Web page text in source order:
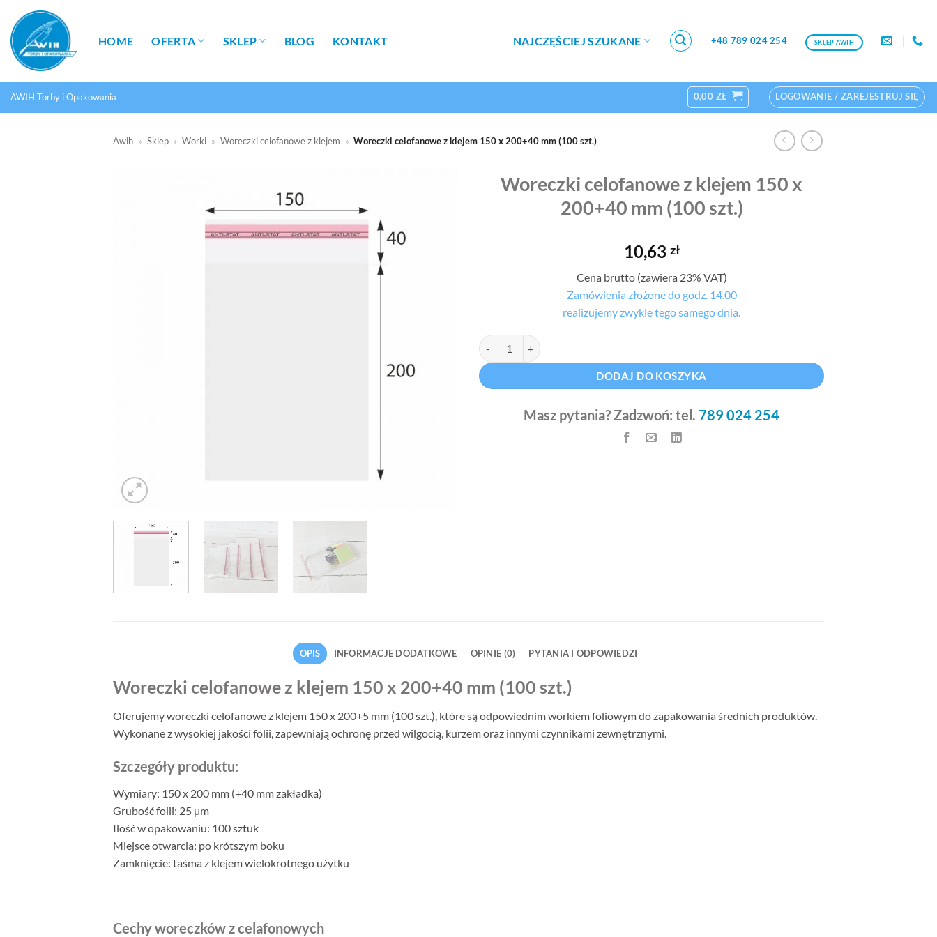
Przewiń
zawartości
HOME OFERTA SKLEP BLOG KONTAKT NAJCZĘŚCIEJ SZUKANE +48 789 024 254 SKLEP AWIH
AWIH Torby i Opakowania 0,00 ZŁ LOGOWANIE / ZAREJESTRUJ SIĘ
Awih » Sklep » Worki » Woreczki celofanowe z klejem » Woreczki celofanowe z klejem 150 x 200+40 mm (100 szt.)
Woreczki celofanowe z klejem 150 x
200+40 mm (100 szt.)
10,63 zł
Cena brutto (zawiera 23% VAT)
Zamówienia złożone do godz. 14.00
realizujemy zwykle tego samego dnia.
ilość Woreczki celofanowe z klejem 150 x 200+40 mm (100 szt.)
DODAJ DO KOSZYKA
Masz pytania? Zadzwoń: tel. 789 024 254
OPIS INFORMACJE DODATKOWE OPINIE (0) PYTANIA I ODPOWIEDZI
Woreczki celofanowe z klejem 150 x 200+40 mm (100 szt.)
Oferujemy woreczki celofanowe z klejem 150 x 200+5 mm (100 szt.), które są odpowiednim workiem foliowym do zapakowania średnich produktów.
Wykonane z wysokiej jakości folii, zapewniają ochronę przed wilgocią, kurzem oraz innymi czynnikami zewnętrznymi.
Szczegóły produktu:
Wymiary: 150 x 200 mm (+40 mm zakładka)
Grubość folii: 25 μm
Ilość w opakowaniu: 100 sztuk
Miejsce otwarcia: po krótszym boku
Zamknięcie: taśma z klejem wielokrotnego użytku
Cechy woreczków z celafonowych